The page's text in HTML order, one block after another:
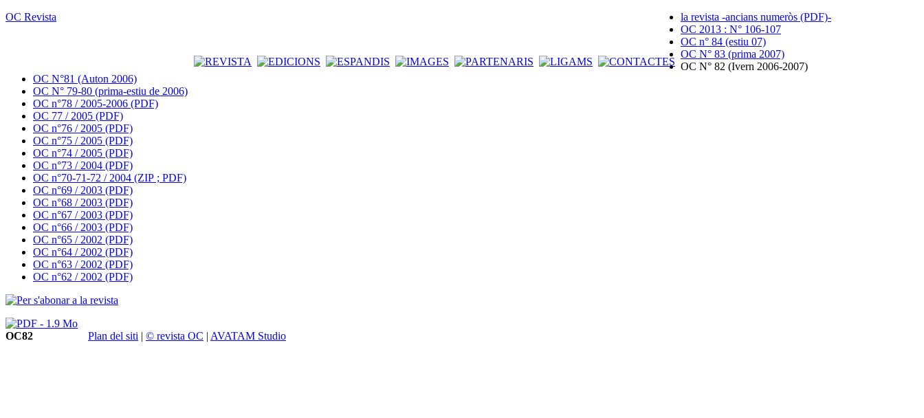
OC Revista
la revista -ancians numeròs (PDF)-
OC 2013 : N° 106-107
OC n° 84 (estiu 07)
OC N° 83 (prima 2007)
OC N° 82 (Ivern 2006-2007)
OC N°81 (Auton 2006)
OC N° 79-80 (prima-estiu de 2006)
OC n°78 / 2005-2006 (PDF)
OC 77 / 2005 (PDF)
OC n°76 / 2005 (PDF)
OC n°75 / 2005 (PDF)
OC n°74 / 2005 (PDF)
OC n°73 / 2004 (PDF)
OC n°70-71-72 / 2004 (ZIP ; PDF)
OC n°69 / 2003 (PDF)
OC n°68 / 2003 (PDF)
OC n°67 / 2003 (PDF)
OC n°66 / 2003 (PDF)
OC n°65 / 2002 (PDF)
OC n°64 / 2002 (PDF)
OC n°63 / 2002 (PDF)
OC n°62 / 2002 (PDF)
OC82 Plan del siti | © revista OC | AVATAM Studio